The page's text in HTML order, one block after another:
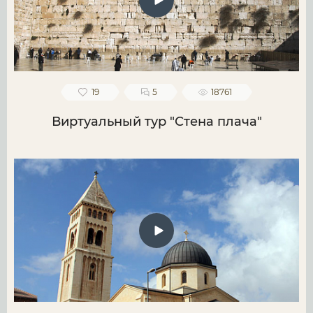
19 5 18761
Виртуальный тур "Стена плача"